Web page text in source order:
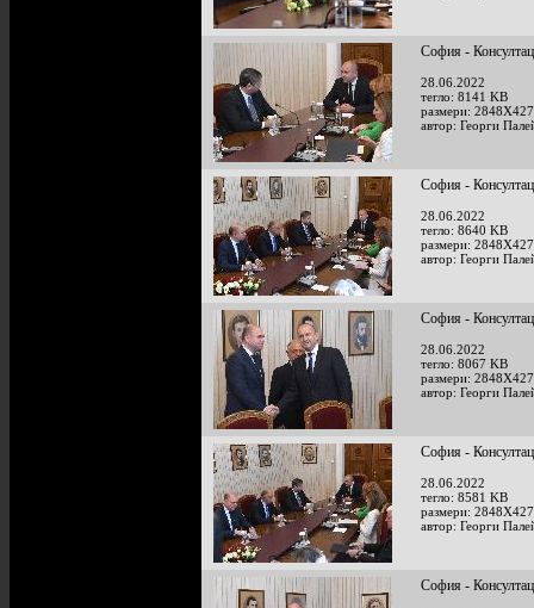
София -
28.06.2022
тегло: 8141 KB
размери:
автор: Георги
София -
28.06.2022
тегло: 8640 KB
размери:
автор: Георги
София -
28.06.2022
тегло: 8067 KB
размери:
автор: Георги
София -
28.06.2022
тегло: 8581 KB
размери:
автор: Георги
София -